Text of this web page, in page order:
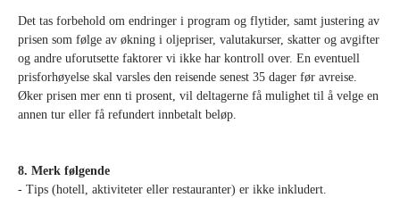
Det tas forbehold om endringer i program og flytider, samt justering av
prisen som følge av økning i oljepriser, valutakurser, skatter og avgifter
og andre uforutsette faktorer vi ikke har kontroll over. En eventuell
prisforhøyelse skal varsles den reisende senest 35 dager før avreise.
Øker prisen mer enn ti prosent, vil deltagerne få mulighet til å velge en
annen tur eller få refundert innbetalt beløp.
8. Merk følgende
- Tips (hotell, aktiviteter eller restauranter) er ikke inkludert.